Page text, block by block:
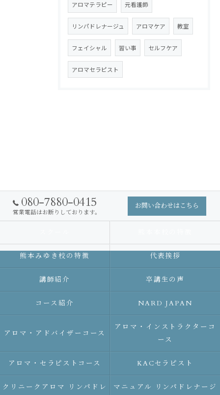
アロマテラピー 元看護師
リンパドレナージュ アロマケア 教室
フェイシャル 習い事 セルフケア
アロマセラピスト
080-7880-0415
営業電話はお断りしております。
お問い合わせはこちら
熊本みゆき校の特徴 代表挨拶
講師紹介 卒講生の声
コース紹介 NARD JAPAN
アロマ・アドバイザーコース
アロマ・インストラクターコ
ース
アロマ・セラピストコース KACセラピスト
クリニークアロマ リンパドレ
マニュアル リンパドレナージ